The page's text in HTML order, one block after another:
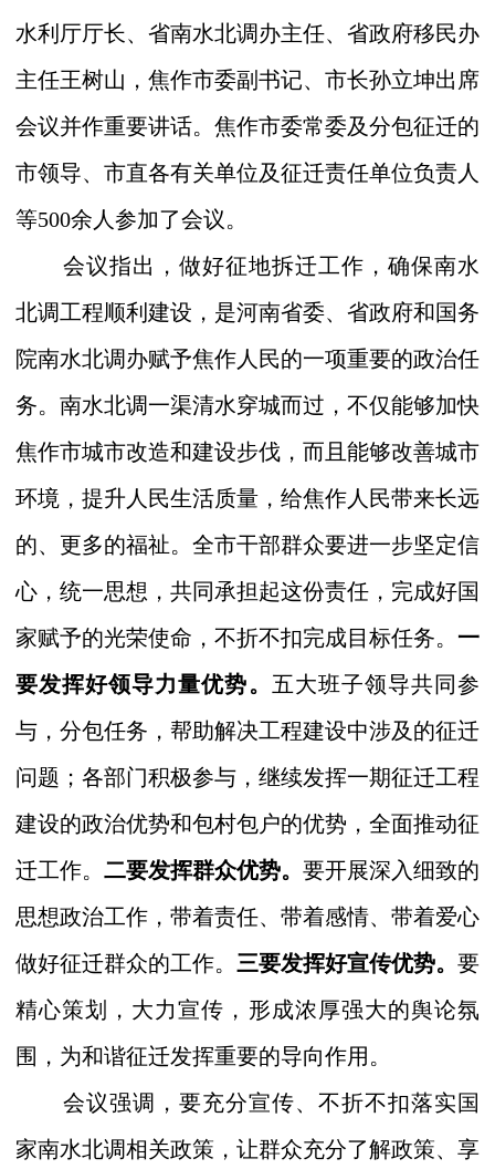
水利厅厅长、省南水北调办主任、省政府移民办
主任王树山，焦作市委副书记、市长孙立坤出席
会议并作重要讲话。 焦作市委常委及分包征迁的
市领导、市直各有关单位及征迁责任单位负责人
等500余人参加了会议。
会议指出，做好征地拆迁工作，确保南水
北调工程顺利建设，是河南省委、省政府和国务
院南水北调办赋予焦作人民的一项重要的政治任
务。南水北调一渠清水穿城而过，不仅能够加快
焦作市城市改造和建设步伐，而且能够改善城市
环境，提升人民生活质量，给焦作人民带来长远
的、更多的福祉。全市干部群众要进一步坚定信
心，统一思想，共同承担起这份责任，完成好国
家赋予的光荣使命，不折不扣完成目标任务。 一
要发挥好领导力量优势。 五大班子领导共同参
与，分包任务，帮助解决工程建设中涉及的征迁
问题；各部门积极参与，继续发挥一期征迁工程
建设的政治优势和包村包户的优势，全面推动征
迁工作。 二要发挥群众优势。 要开展深入细致的
思想政治工作，带着责任、带着感情、带着爱心
做好征迁群众的工作。 三要发挥好宣传优势。 要
精心策划，大力宣传，形成浓厚强大的舆论氛
围，为和谐征迁发挥重要的导向作用。
会议强调，要充分宣传、不折不扣落实国
家南水北调相关政策，让群众充分了解政策、享